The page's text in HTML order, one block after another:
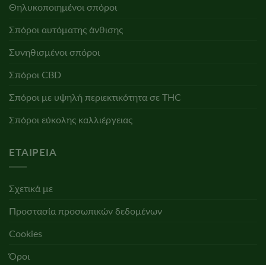
Θηλυκοποιημένοι σπόροι
Σπόροι αυτόματης άνθισης
Συνηθισμένοι σπόροι
Σπόροι CBD
Σπόροι με υψηλή περιεκτικότητα σε THC
Σπόροι εύκολης καλλιέργειας
ΕΤΑΙΡΕΊΑ
Σχετικά με
Προστασία προσωπικών δεδομένων
Cookies
Όροι